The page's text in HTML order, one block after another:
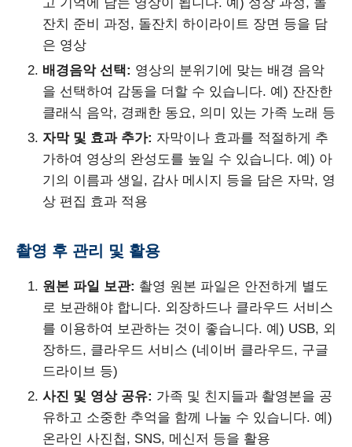
잔치 준비 과정, 돌잔치 하이라이트 장면 등을 담
은 영상
배경음악 선택: 영상의 분위기에 맞는 배경 음악
을 선택하여 감동을 더할 수 있습니다. 예) 잔잔한
클래식 음악, 경쾌한 동요, 의미 있는 가족 노래 등
자막 및 효과 추가: 자막이나 효과를 적절하게 추
가하여 영상의 완성도를 높일 수 있습니다. 예) 아
기의 이름과 생일, 감사 메시지 등을 담은 자막, 영
상 편집 효과 적용
촬영 후 관리 및 활용
원본 파일 보관: 촬영 원본 파일은 안전하게 별도
로 보관해야 합니다. 외장하드나 클라우드 서비스
를 이용하여 보관하는 것이 좋습니다. 예) USB, 외
장하드, 클라우드 서비스 (네이버 클라우드, 구글
드라이브 등)
사진 및 영상 공유: 가족 및 친지들과 촬영본을 공
유하고 소중한 추억을 함께 나눌 수 있습니다. 예)
온라인 사진첩, SNS, 메신저 등을 활용